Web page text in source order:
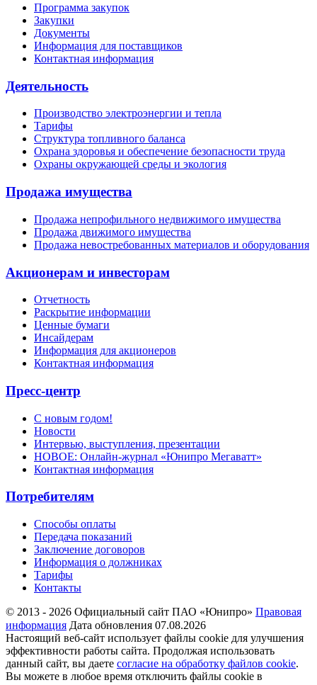
Программа закупок
Закупки
Документы
Информация для поставщиков
Контактная информация
Деятельность
Производство электроэнергии и тепла
Тарифы
Структура топливного баланса
Охрана здоровья и обеспечение безопасности труда
Охраны окружающей среды и экология
Продажа имущества
Продажа непрофильного недвижимого имущества
Продажа движимого имущества
Продажа невостребованных материалов и оборудования
Акционерам и инвесторам
Отчетность
Раскрытие информации
Ценные бумаги
Инсайдерам
Информация для акционеров
Контактная информация
Пресс-центр
С новым годом!
Новости
Интервью, выступления, презентации
НОВОЕ: Онлайн-журнал «Юнипро Мегаватт»
Контактная информация
Потребителям
Способы оплаты
Передача показаний
Заключение договоров
Информация о должниках
Тарифы
Контакты
© 2013 - 2026 Официальный сайт ПАО «Юнипро» Правовая
информация Дата обновления 07.08.2026
Настоящий веб-сайт использует файлы cookie для улучшения
эффективности работы сайта. Продолжая использовать
данный сайт, вы даете согласие на обработку файлов cookie.
Вы можете в любое время отключить файлы cookie в